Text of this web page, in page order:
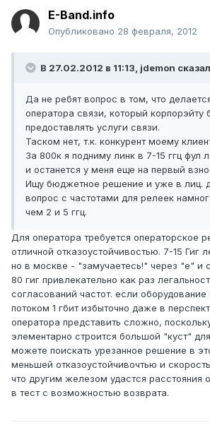
E-Band.info
Опубликовано 28 февраля, 2012
В 27.02.2012 в 11:13, jdemon
Да не ребят вопрос в том, что
оператора связи, который корпорэйту
предоставлять услуги связи.
Таском нет, т.к. конкурент моему
За 800к я подниму линк в 7-15 ггц фул
и останется у меня еще на первый
Ищу бюджетное решение и уже в лиц.
вопрос с частотами для релеек
чем 2 и 5 ггц.
Для оператора требуется операторское
отличной отказоустойчивостью. 7-15 Гиг
но в москве - "замучаетесь!" через "е" и
80 гиг привлекательно как раз
согласований частот. если оборудование
потоком 1 гбит избыточно даже в
оператора представить сложно,
элементарно строится большой "куст"
можете поискать урезанное решение в
меньшей отказоустойчивочтью и
что другим железом удастся расстояния
в тест с возможностью возврата.